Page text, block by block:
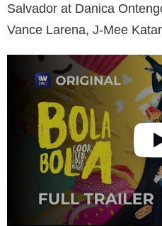
Salvador at Danica
Vance Larena, J-Mee